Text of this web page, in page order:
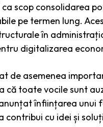
scop consolidarea
pe termen lung.
în
digitalizarea
de asemenea
că toate vocile sunt
înființarea
contribui cu idei și